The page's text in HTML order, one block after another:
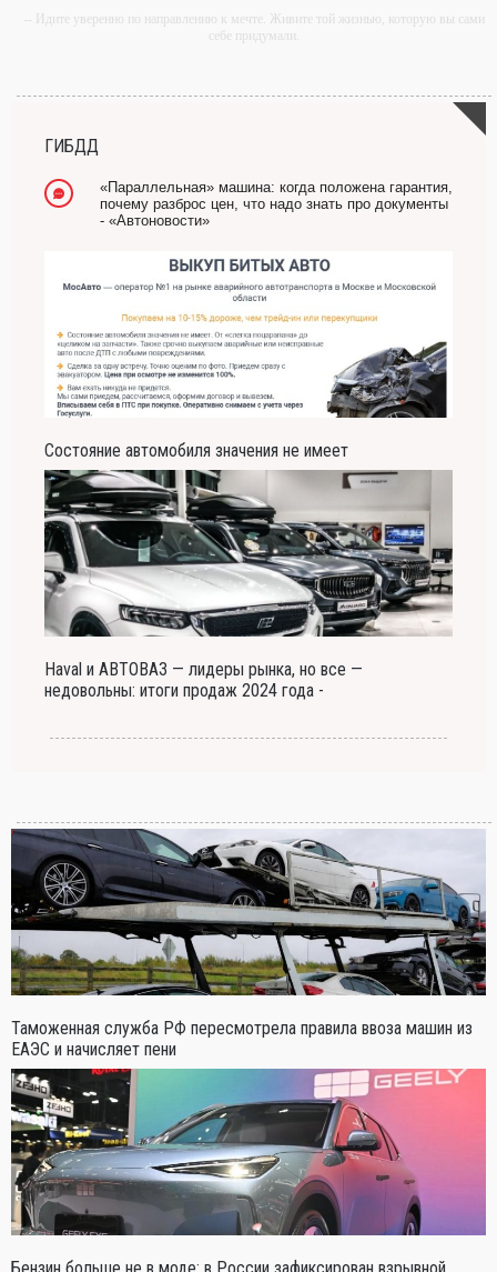
-- Идите уверенно по направлению к мечте. Живите той жизнью, которую вы сами
себе придумали.
-- Лучшее, что можно сделать с хорошим советом, это пропустить его мимо ушей.
Он никогда не бывает полезен никому, кроме того, кто его дал.
ГИБДД
«Параллельная» машина: когда положена гарантия,
почему разброс цен, что надо знать про документы
- «Автоновости»
Состояние автомобиля значения не имеет
Haval и АВТОВАЗ — лидеры рынка, но все —
недовольны: итоги продаж 2024 года -
Таможенная служба РФ пересмотрела правила ввоза машин из
ЕАЭС и начисляет пени